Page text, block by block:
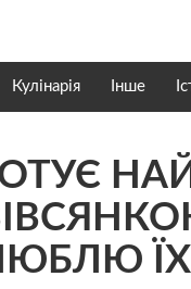
Кулінарія Інше